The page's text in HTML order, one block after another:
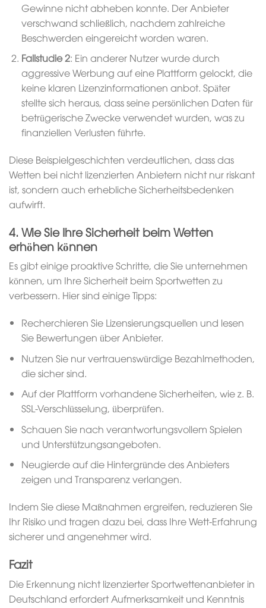
Gewinne nicht abheben konnte. Der Anbieter
verschwand schließlich, nachdem zahlreiche
Beschwerden eingereicht worden waren.
Fallstudie 2: Ein anderer Nutzer wurde durch
aggressive Werbung auf eine Plattform gelockt, die
keine klaren Lizenzinformationen anbot. Später
stellte sich heraus, dass seine persönlichen Daten für
betrügerische Zwecke verwendet wurden, was zu
finanziellen Verlusten führte.
Diese Beispielgeschichten verdeutlichen, dass das
Wetten bei nicht lizenzierten Anbietern nicht nur riskant
ist, sondern auch erhebliche Sicherheitsbedenken
aufwirft.
4. Wie Sie Ihre Sicherheit beim Wetten
erhöhen können
Es gibt einige proaktive Schritte, die Sie unternehmen
können, um Ihre Sicherheit beim Sportwetten zu
verbessern. Hier sind einige Tipps:
Recherchieren Sie Lizensierungsquellen und lesen
Sie Bewertungen über Anbieter.
Nutzen Sie nur vertrauenswürdige Bezahlmethoden,
die sicher sind.
Auf der Plattform vorhandene Sicherheiten, wie z. B.
SSL-Verschlüsselung, überprüfen.
Schauen Sie nach verantwortungsvollem Spielen
und Unterstützungsangeboten.
Neugierde auf die Hintergründe des Anbieters
zeigen und Transparenz verlangen.
Indem Sie diese Maßnahmen ergreifen, reduzieren Sie
Ihr Risiko und tragen dazu bei, dass Ihre Wett-Erfahrung
sicherer und angenehmer wird.
Fazit
Die Erkennung nicht lizenzierter Sportwettenanbieter in
Deutschland erfordert Aufmerksamkeit und Kenntnis